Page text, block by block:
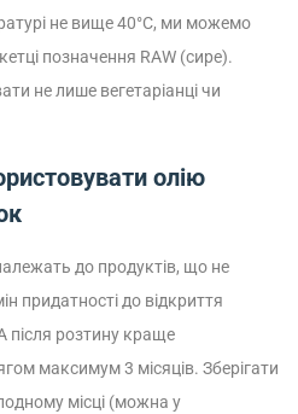
не вище 40°C, ми можемо
позначення RAW (сире).
не лише вегетаріанці чи
олію
до продуктів, що не
придатності до відкриття
після розтину краще
максимум 3 місяців. Зберігати
місці (можна у